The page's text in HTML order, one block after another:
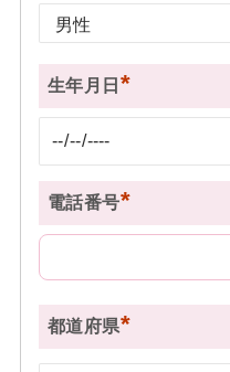
生年月日 *
電話番号*
都道府県*